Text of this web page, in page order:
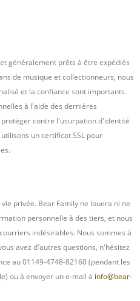
généralement prêts à être expédiés
de musique et collectionneurs, nous
et la confiance sont importants.
à l'aide des dernières
contre l'usurpation d'identité
un certificat SSL pour
privée. Bear Family ne louera ni ne
personnelle à des tiers, et nous
indésirables. Nous sommes à
avez d'autres questions, n'hésitez
au 01149-4748-82160 (pendant les
ou à envoyer un e-mail à info@bear-